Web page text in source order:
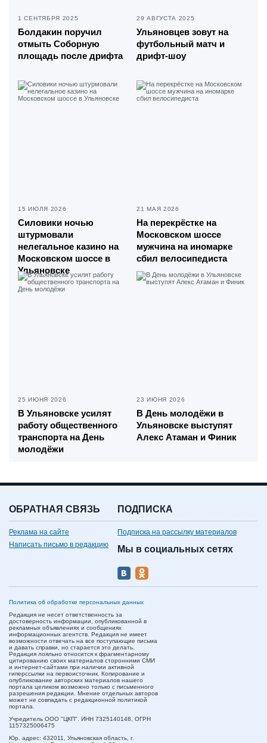
1 СЕНТЯБРЯ 2025
Болдакин поручил
отмыть Соборную
площадь после дрифта
29 АВГУСТА 2025
Ульяновцев зовут на
футбольный матч и
дрифт-шоу
15 ИЮЛЯ 2026
Силовики ночью
штурмовали
нелегальное казино на
Московском шоссе в
Ульяновске
21 МАЯ 2026
На перекрёстке на
Московском шоссе
мужчина на иномарке
сбил велосипедиста
25 ИЮНЯ 2026
В Ульяновске усилят
работу общественного
транспорта на День
молодёжи
23 ИЮНЯ 2026
В День молодёжи в
Ульяновске выступят
Алекс Атаман и Финик
ОБРАТНАЯ СВЯЗЬ
Реклама на сайте
Написать письмо в редакцию
ПОДПИСКА
Подписка на рассылку материалов
Мы в социальных сетях
Политика об обработке персональных данных
Редакция не несет ответственность за
достоверность информации, опубликованной в
рекламных объявлениях и сообщениях
информационных агентств. Редакция не имеет
возможности отвечать на все поступающие письма
и давать справки, но старается это делать.
Редакция лояльно относится к фрагментарному
цитированию своих материалов сторонними СМИ
и интернет-сайтами при наличии активной
гиперссылки на первоисточник. Копирование и
опубликование авторских материалов нашего
портала целиком возможно только с письменного
разрешения редакции. Мнение отдельных авторов
может не совпадать с редакционной политикой
портала.
Учредитель ООО "ЦКП". ИНН 7325140148, ОГРН
1157325006475
Юр. адрес: 432011, Ульяновская область, г.